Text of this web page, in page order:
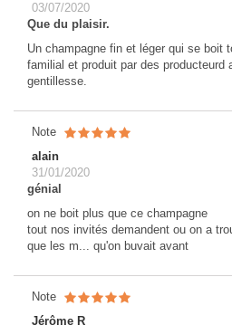
03/07/2020
Que du plaisir.
Un champagne fin et léger qui se boit
familial et produit par des producteurd
gentillesse.
Note
alain
31/01/2020
génial
on ne boit plus que ce champagne
tout nos invités demandent ou on a
que les m... qu'on buvait avant
Note
Jérôme R